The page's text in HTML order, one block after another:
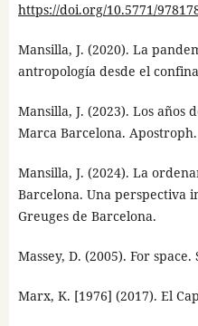
https://doi.org/10.5771/
Mansilla, J. (2020). La
antropología desde el
Mansilla, J. (2023). Los años
Marca Barcelona. Apostroph.
Mansilla, J. (2024). La
Barcelona. Una perspectiva
Greuges de Barcelona.
Massey, D. (2005). For space.
Marx, K. [1976] (2017). El